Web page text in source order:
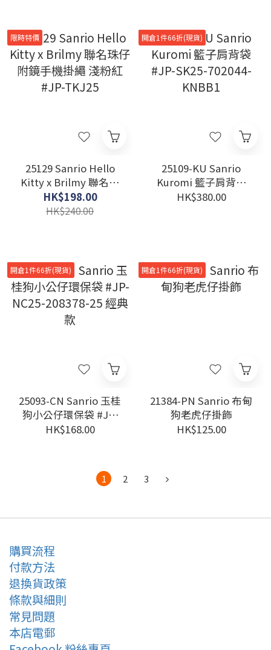
限時特價
25129 Sanrio Hello
Kitty x Brilmy 聯名珠
仔附鏡手機掛繩 淺粉紅
#JP-TKJ25
HK$198.00
HK$240.00
開倉1件66折(現貨)
25109-KU Sanrio
Kuromi 籃子肩背袋
#JP-SK25-702044-
HK$380.00
開倉1件66折(現貨)
25093-CN Sanrio 玉桂
狗小公仔環保袋 #JP-
NC25-208378-25 經典
HK$168.00
開倉1件66折(現貨)
21384-PN Sanrio 布甸
狗老虎仔掛飾
HK$125.00
1 2 3
購買流程
付款方法
退換貨政策
條款與細則
常見問題
本店電郵